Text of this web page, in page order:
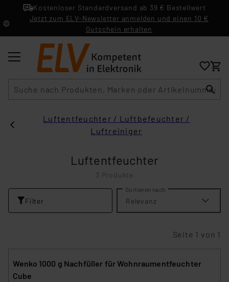
Kostenloser Standardversand ab 39 € Bestellwert
Jetzt zum ELV-Newsletter anmelden und einen 10 €
Gutschein erhalten
Luftentfeuchter / Luftbefeuchter /
Luftreiniger
Luftentfeuchter
3 Produkte
Filter
Sortieren nach
Relevanz
Seite 1 von 1
Wenko 1000 g Nachfüller für Wohnraumentfeuchter
Cube